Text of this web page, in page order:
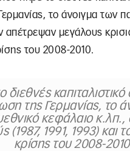
το άνοιγμα των
απέτρεψαν μεγάλους
του 2008-2010.
διεθνές
της Γερμανίας, το
κεφάλαιο
(1987, 1991, 1993) και
κρίσης του 2008-2010